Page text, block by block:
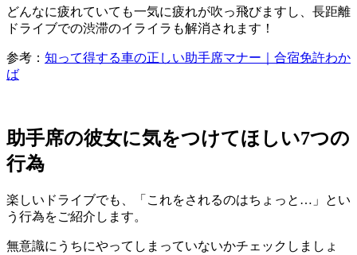
どんなに疲れていても一気に疲れが吹っ飛びますし、長距離
ドライブでの渋滞のイライラも解消されます！
参考： 知って得する車の正しい助手席マナー｜合宿免許わか
ば
助手席の彼女に気をつけてほしい7つの
行為
楽しいドライブでも、「これをされるのはちょっと…」とい
う行為をご紹介します。
無意識にうちにやってしまっていないかチェックしましょ